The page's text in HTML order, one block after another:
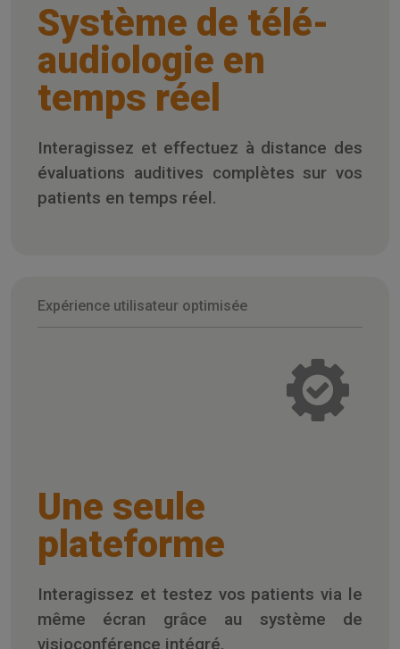
Système de télé-
audiologie en
temps réel
Interagissez et effectuez à distance des
évaluations auditives complètes sur vos
patients en temps réel.
Expérience utilisateur optimisée
Une seule
plateforme
Interagissez et testez vos patients via le
même écran grâce au système de
visioconférence intégré.